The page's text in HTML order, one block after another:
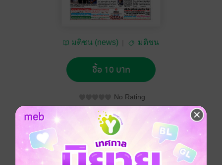
มติชน (news) มติชน
ซื้อ 10 บาท
No Rating
อยากได้ ซื้อเป็นของขวัญ ติดตาม แชร์